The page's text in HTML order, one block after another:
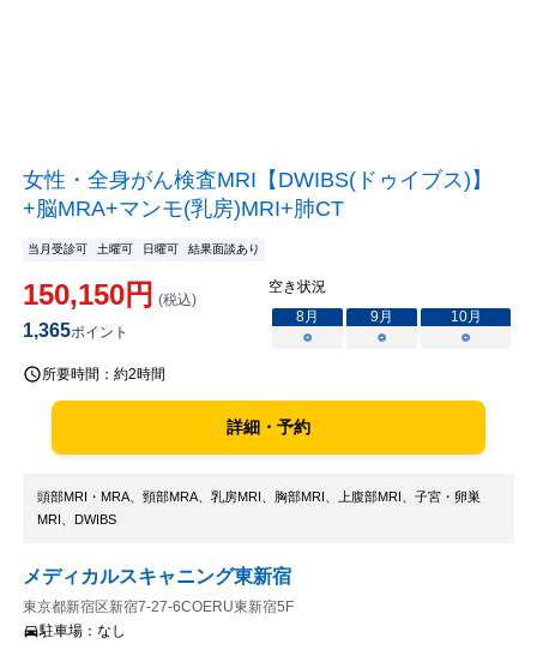
女性・全身がん検査MRI【DWIBS(ドゥイブス)】
+脳MRA+マンモ(乳房)MRI+肺CT
当月受診可 土曜可 日曜可 結果面談あり
150,150円 (税込)
1,365ポイント
空き状況
8月 9月 10月
○
○ ○
所要時間： 約2時間
詳細・予約
頭部MRI・MRA、頸部MRA、乳房MRI、胸部MRI、上腹部MRI、子宮・卵巣
MRI、DWIBS
メディカルスキャニング東新宿
東京都新宿区新宿7-27-6COERU東新宿5F
駐車場： なし